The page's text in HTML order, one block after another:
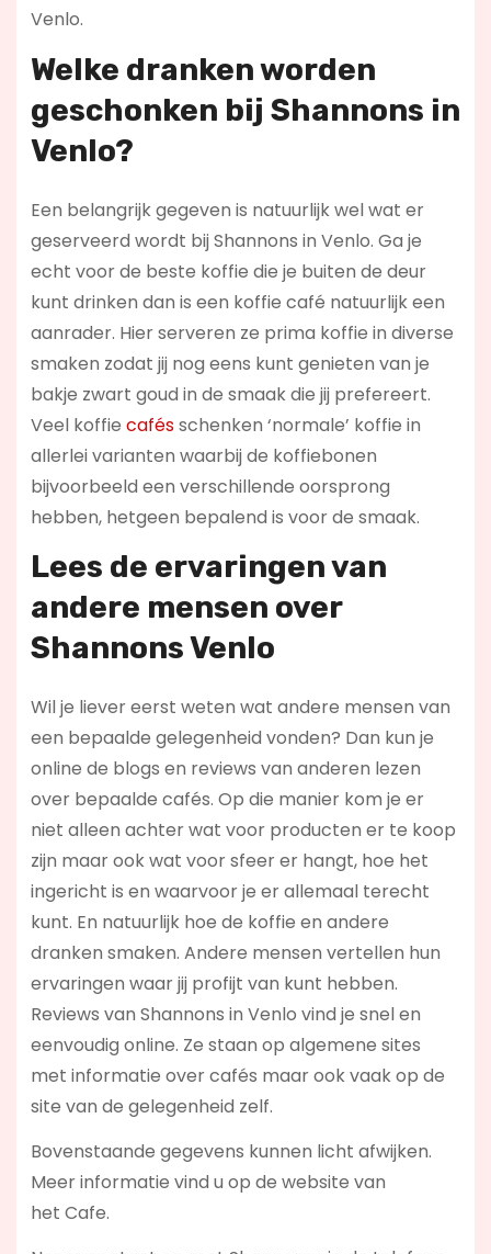
Venlo.
Welke dranken worden
geschonken bij Shannons in
Venlo?
Een belangrijk gegeven is natuurlijk wel wat er
geserveerd wordt bij Shannons in Venlo. Ga je
echt voor de beste koffie die je buiten de deur
kunt drinken dan is een koffie café natuurlijk een
aanrader. Hier serveren ze prima koffie in diverse
smaken zodat jij nog eens kunt genieten van je
bakje zwart goud in de smaak die jij prefereert.
Veel koffie cafésschenken ‘normale’ koffie in
allerlei varianten waarbij de koffiebonen
bijvoorbeeld een verschillende oorsprong
hebben, hetgeen bepalend is voor de smaak.
Lees de ervaringen van
andere mensen over
Shannons Venlo
Wil je liever eerst weten wat andere mensen van
een bepaalde gelegenheid vonden? Dan kun je
online de blogs en reviews van anderen lezen
over bepaalde cafés. Op die manier kom je er
niet alleen achter wat voor producten er te koop
zijn maar ook wat voor sfeer er hangt, hoe het
ingericht is en waarvoor je er allemaal terecht
kunt. En natuurlijk hoe de koffie en andere
dranken smaken. Andere mensen vertellen hun
ervaringen waar jij profijt van kunt hebben.
Reviews van Shannons in Venlo vind je snel en
eenvoudig online. Ze staan op algemene sites
met informatie over cafés maar ook vaak op de
site van de gelegenheid zelf.
Bovenstaande gegevens kunnen licht afwijken.
Meer informatie vind u op de website van
het Cafe.